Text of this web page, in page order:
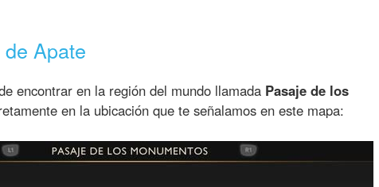
Apate
encontrar en la región del mundo llamada Pasaje de los
en la ubicación que te señalamos en este mapa: